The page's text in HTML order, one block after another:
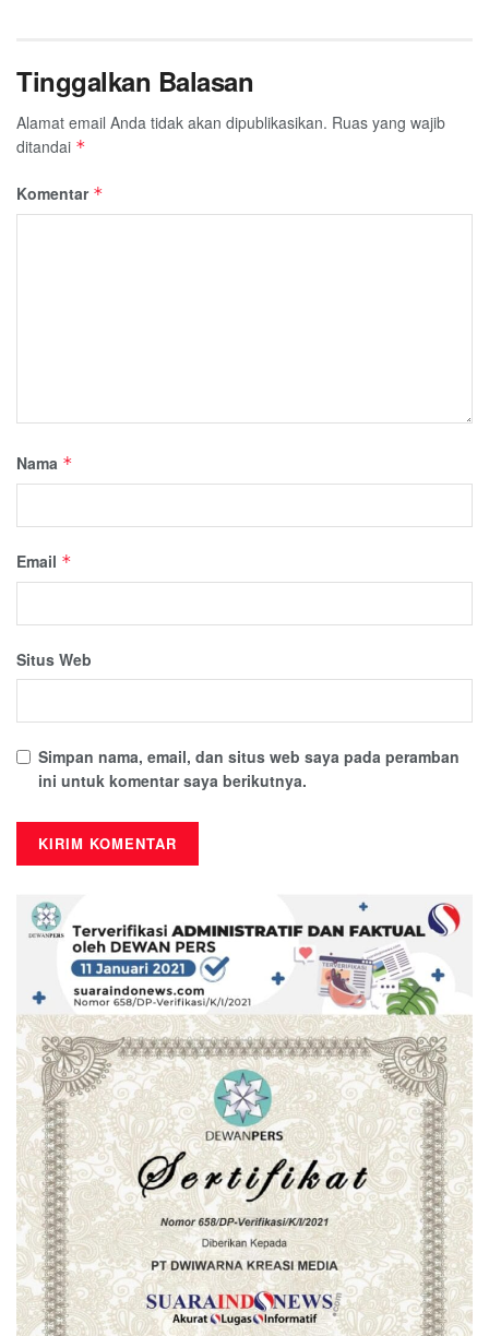
Tinggalkan Balasan
Alamat email Anda tidak akan dipublikasikan. Ruas yang wajib
ditandai *
Komentar *
Nama *
Email *
Situs Web
Simpan nama, email, dan situs web saya pada peramban
ini untuk komentar saya berikutnya.